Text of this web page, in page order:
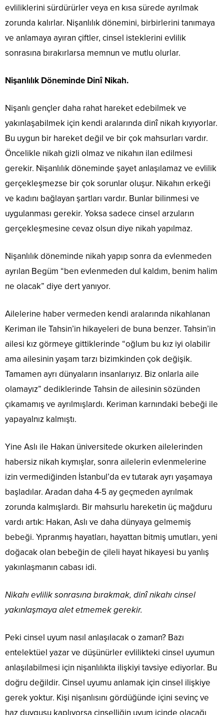
evliliklerini sürdürürler veya en kısa sürede ayrılmak
zorunda kalırlar. Nişanlılık dönemini, birbirlerini tanımaya
ve anlamaya ayıran çiftler, cinsel isteklerini evlilik
sonrasına bırakırlarsa memnun ve mutlu olurlar.
Nişanlılık Döneminde Dinî Nikah.
Nişanlı gençler daha rahat hareket edebilmek ve
yakınlaşabilmek için kendi aralarında dinî nikah kıyıyorlar.
Bu uygun bir hareket değil ve bir çok mahsurları vardır.
Öncelikle nikah gizli olmaz ve nikahın ilan edilmesi
gerekir. Nişanlılık döneminde şayet anlaşılamaz ve evlilik
gerçekleşmezse bir çok sorunlar oluşur. Nikahın erkeği
ve kadını bağlayan şartları vardır. Bunlar bilinmesi ve
uygulanması gerekir. Yoksa sadece cinsel arzuların
gerçekleşmesine cevaz olsun diye nikah yapılmaz.
Nişanlılık döneminde nikah yapıp sonra da evlenmeden
ayrılan Begüm “ben evlenmeden dul kaldım, benim halim
ne olacak” diye dert yanıyor.
Ailelerine haber vermeden kendi aralarında nikahlanan
Keriman ile Tahsin’in hikayeleri de buna benzer. Tahsin’in
ailesi kız görmeye gittiklerinde “oğlum bu kız iyi olabilir
ama ailesinin yaşam tarzı bizimkinden çok değişik.
Tamamen ayrı dünyaların insanlarıyız. Biz onlarla aile
olamayız” dediklerinde Tahsin de ailesinin sözünden
çıkamamış ve ayrılmışlardı. Keriman karnındaki bebeği ile
yapayalnız kalmıştı.
Yine Aslı ile Hakan üniversitede okurken ailelerinden
habersiz nikah kıymışlar, sonra ailelerin evlenmelerine
izin vermediğinden İstanbul’da ev tutarak ayrı yaşamaya
başladılar. Aradan daha 4-5 ay geçmeden ayrılmak
zorunda kalmışlardı. Bir mahsurlu hareketin üç mağduru
vardı artık: Hakan, Aslı ve daha dünyaya gelmemiş
bebeği. Yıpranmış hayatları, hayattan bitmiş umutları, yeni
doğacak olan bebeğin de çileli hayat hikayesi bu yanlış
yakınlaşmanın cabası idi.
Nikahı evlilik sonrasına bırakmak, dinî nikahı cinsel
yakınlaşmaya alet etmemek gerekir.
Peki cinsel uyum nasıl anlaşılacak o zaman? Bazı
entelektüel yazar ve düşünürler evlilikteki cinsel uyumun
anlaşılabilmesi için nişanlılıkta ilişkiyi tavsiye ediyorlar. Bu
doğru değildir. Cinsel uyumu anlamak için cinsel ilişkiye
gerek yoktur. Kişi nişanlısını gördüğünde içini sevinç ve
haz duygusu kaplıyorsa cinselliğin uyum içinde olacağı